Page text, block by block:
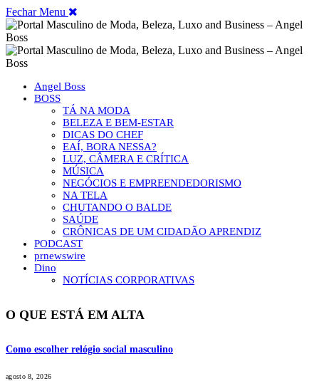
Fechar Menu
Angel Boss
BOSS
TÁ NA MODA
BELEZA E BEM-ESTAR
DICAS DO CHEF
EAÍ, BORA NESSA?
LUZ, CÂMERA E CRÍTICA
MÚSICA
NEGÓCIOS E EMPREENDEDORISMO
NA TELA
CHUTANDO O BALDE
SAÚDE
CRÔNICAS DE UM CIDADÃO APRENDIZ
PODCAST
prnewswire
Dino
NOTÍCIAS CORPORATIVAS
O QUE ESTÁ EM ALTA
Como escolher relógio social masculino
agosto 8, 2026